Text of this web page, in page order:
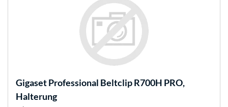
GigasetProfessional Beltclip R700H PRO,
Halterung